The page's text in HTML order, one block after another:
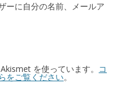
ーに自分の名前、メールア
を使っています。 コ
をご覧ください。